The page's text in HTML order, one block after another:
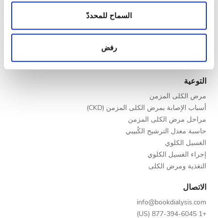
الزيارات الواردة إلينا. إضافةً إلى ذلك، فنحن نشارك
المعلومات حول استخدامك لموقعنا مع شركائنا من الشبكات
الاجتماعية وشركاء الإعلانات وتحليل البيانات الذين يمكنهم
إضافة هذه المعلومات إلى معلومات أخرى تقدمها لهم أو
معلومات أخرى يحصلون عليها من استخدامك لخدماتهم.
السماح للمحددّ
رفض
المساء
التقييم
جيد
جيد جدًا
ممتاز
مقدمو خدمات الرعاية الصحية
سجّل عيادتك
شركاء
التوعية
مرض الكلى المزمن
أسباب الإصابة بمرض الكلى المزمن (CKD)
مراحل مرض الكلى المزمن
حاسبة معدل الترشيح الكُبيبي
الغسيل الكلوي
إجراء الغسيل الكلوي
التغذية ومرض الكلى
الاتصال
info@bookdialysis.com
+1 877-394-6045 (US)